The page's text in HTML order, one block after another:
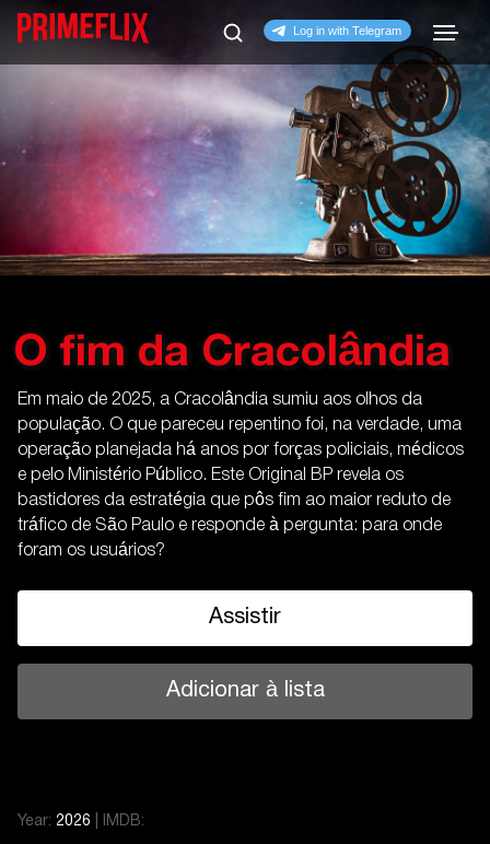
O fim da Cracolândia
Em maio de 2025, a Cracolândia sumiu aos olhos da
população. O que pareceu repentino foi, na verdade, uma
operação planejada há anos por forças policiais, médicos
e pelo Ministério Público. Este Original BP revela os
bastidores da estratégia que pôs fim ao maior reduto de
tráfico de São Paulo e responde à pergunta: para onde
foram os usuários?
Assistir
Adicionar à lista
Year: 2026 IMDB: